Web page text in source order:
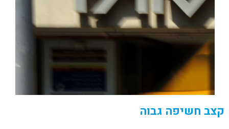
קצב חשיפה גבוה